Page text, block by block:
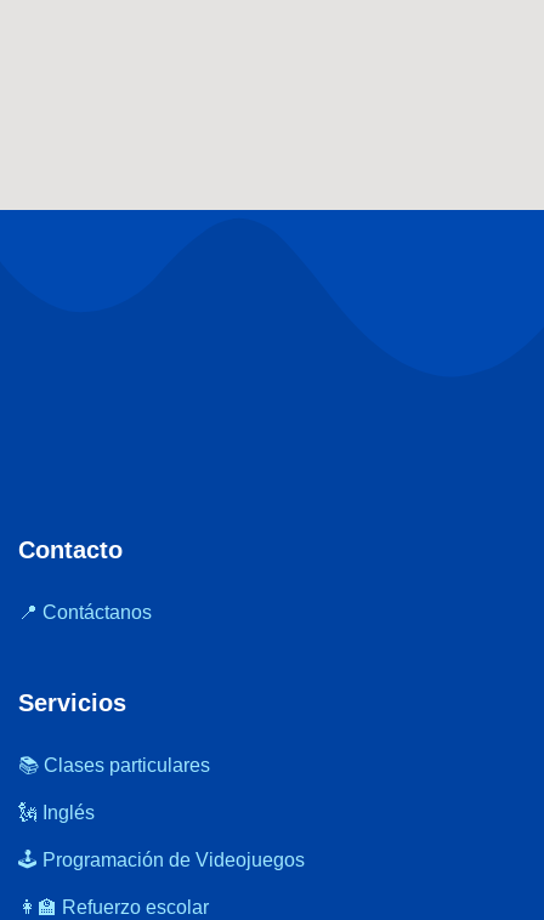
Contacto
📍 Contáctanos
Servicios
📚 Clases particulares
🗽 Inglés
🕹️ Programación de Videojuegos
👩‍🏫 Refuerzo escolar